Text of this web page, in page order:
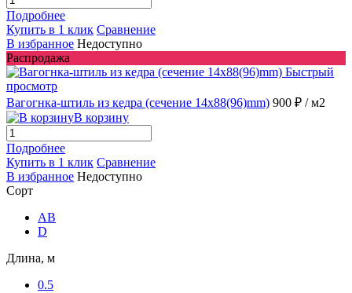
Подробнее
Купить в 1 клик Сравнение
В избранное Недоступно
Распродажа
Быстрый
просмотр
Вагогнка-штиль из кедра (сечение 14x88(96)mm) 900 ₽ / м2
В корзину
Подробнее
Купить в 1 клик Сравнение
В избранное Недоступно
Сорт
AB
D
Длина, м
0.5